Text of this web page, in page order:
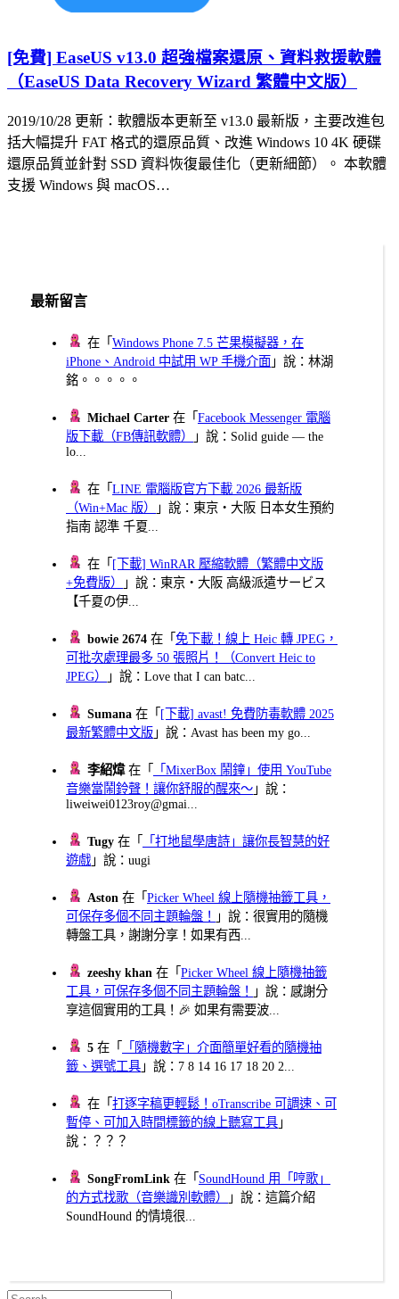
[免費] EaseUS v13.0 超強檔案還原、資料救援軟體
（EaseUS Data Recovery Wizard 繁體中文版）
2019/10/28 更新：軟體版本更新至 v13.0 最新版，主要改進包
括大幅提升 FAT 格式的還原品質、改進 Windows 10 4K 硬碟
還原品質並針對 SSD 資料恢復最佳化（更新細節）。 本軟體
支援 Windows 與 macOS…
最新留言
在「Windows Phone 7.5 芒果模擬器，在
iPhone、Android 中試用 WP 手機介面 」說：林湖
銘。。。。。
Michael Carter 在「Facebook Messenger 電腦
版下載（FB傳訊軟體）
」說：Solid guide — the
lo...
在「LINE 電腦版官方下載 2026 最新版
（Win+Mac 版）
」說：東京・大阪 日本女生預約
指南 認準 千夏...
在「 [下載] WinRAR 壓縮軟體（繁體中文版
+免費版）
」說：東京・大阪 高級派遣サービス
【千夏の伊...
bowie 2674 在「免下載！線上 Heic 轉 JPEG，
可批次處理最多 50 張照片！（Convert Heic to
JPEG）
」說：Love that I can batc...
Sumana 在「 [下載] avast! 免費防毒軟體 2025
最新繁體中文版 」說：Avast has been my go...
李紹煒在「
「MixerBox 鬧鐘」使用 YouTube
音樂當鬧鈴聲！讓你舒服的醒來～ 」說：
liweiwei0123roy@gmai...
Tugy 在「
「打地鼠學唐詩」讓你長智慧的好
遊戲 」說：uugi
Aston 在「Picker Wheel 線上隨機抽籤工具，
可保存多個不同主題輪盤！
」說：很實用的隨機
轉盤工具，謝謝分享！如果有西...
zeeshy khan 在「Picker Wheel 線上隨機抽籤
工具，可保存多個不同主題輪盤！
」說：感謝分
享這個實用的工具！🎉 如果有需要波...
5 在「
「隨機數字」介面簡單好看的隨機抽
籤、選號工具 」說：7 8 14 16 17 18 20 2...
在「打逐字稿更輕鬆！oTranscribe 可調速、可
暫停、可加入時間標籤的線上聽寫工具 」
說：？？？
SongFromLink 在「 SoundHound 用「哼歌」
的方式找歌（音樂識別軟體）
」說：這篇介紹
SoundHound 的情境很...